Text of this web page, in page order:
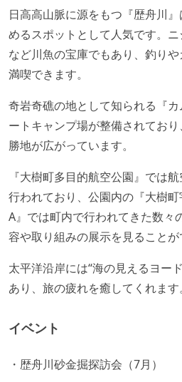
日高高山脈に源をもつ『歴舟川
めるスポットとして人気です。
など川魚の宝庫でもあり、釣り
満喫できます。
奇岩奇礁の地として知られる『
ートキャンプ場が整備されてお
勝地が広がっています。
『大樹町多目的航空公園』では
行われており、公園内の『大樹
A』では町内で行われてきた数々
容や取り組みの展示を見ることが
太平洋沿岸には“海の見えるヨー
あり、旅の疲れを癒してくれます。
イベント
・歴舟川砂金掘探訪会（7月）